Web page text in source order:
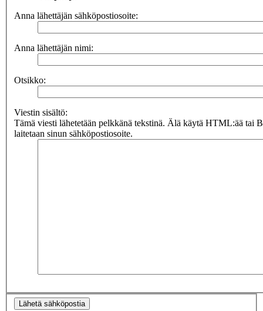
Anna lähettäjän sähköpostiosoite:
Anna lähettäjän nimi:
Otsikko:
Viestin sisältö:
Tämä viesti lähetetään pelkkänä tekstinä. Älä käytä HTML:ää tai
laitetaan sinun sähköpostiosoite.